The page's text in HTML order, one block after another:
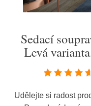
Sedací
Levá
Udělejte si radost